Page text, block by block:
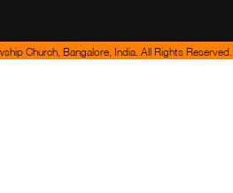
Church, Bangalore, India. All Rights Reserved.